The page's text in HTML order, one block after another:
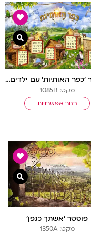
פוסטר ‘כפר האותיות’ עם ילדים חסידיים
מקט: 1085B
בחר אפשרויות
פוסטר ‘אשתך כגפן’
מקט: 1350A